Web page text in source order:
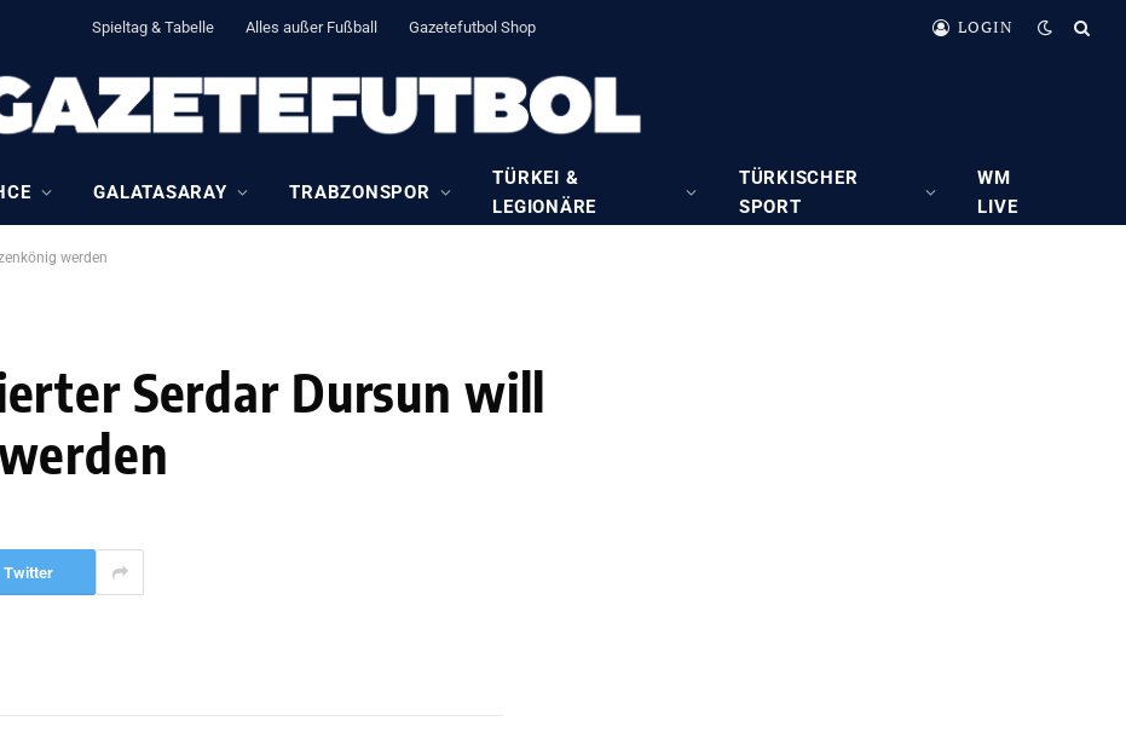
Spieltag & Tabelle Alles außer Fußball Gazetefutbol Shop LOGIN
GALATASARAY TRABZONSPOR
TÜRKEI &
LEGIONÄRE
TÜRKISCHER
SPORT
WM
LIVE
werden
Serdar Dursun will
Twitter